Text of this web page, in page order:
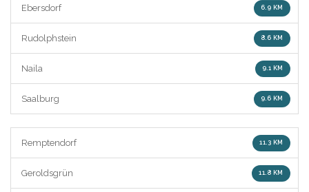
Ebersdorf 6.9 KM
Rudolphstein 8.6 KM
Naila 9.1 KM
Saalburg 9.6 KM
Remptendorf 11.3 KM
Geroldsgrün 11.8 KM